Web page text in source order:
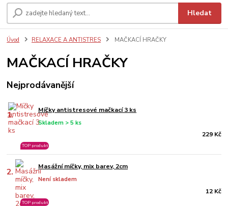
Hledat
Úvod RELAXACE A ANTISTRES MAČKACÍ HRAČKY
MAČKACÍ HRAČKY
Nejprodávanější
1. Míčky antistresové mačkací 3 ks
Skladem > 5 ks
TOP produkt
229 Kč
2. Masážní míčky, mix barev, 2cm
Není skladem
TOP produkt
12 Kč